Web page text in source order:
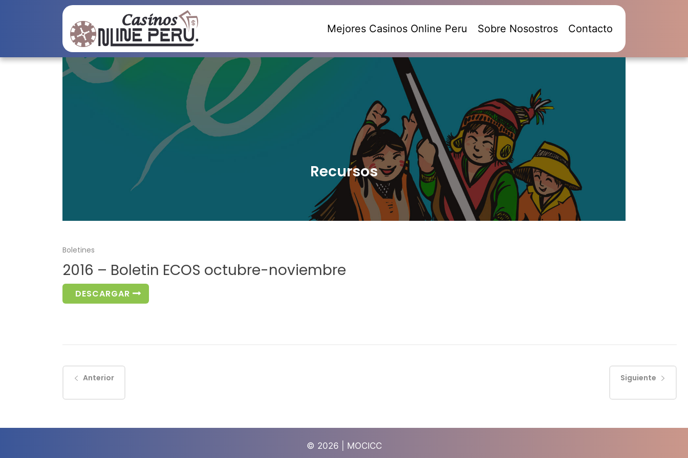
Mejores Casinos Online Peru Sobre Nosostros Contacto
Recursos
Boletines
2016 – Boletin ECOS octubre-noviembre
DESCARGAR
Anterior Siguiente
© 2026 | MOCICC